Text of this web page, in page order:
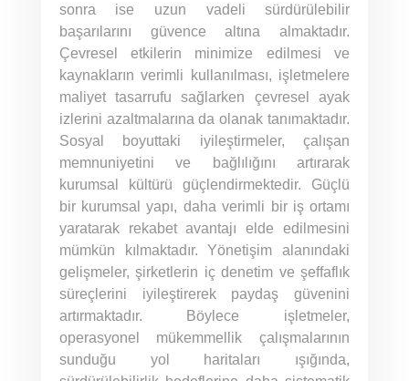
sonra ise uzun vadeli sürdürülebilir
başarılarını güvence altına almaktadır.
Çevresel etkilerin minimize edilmesi ve
kaynakların verimli kullanılması, işletmelere
maliyet tasarrufu sağlarken çevresel ayak
izlerini azaltmalarına da olanak tanımaktadır.
Sosyal boyuttaki iyileştirmeler, çalışan
memnuniyetini ve bağlılığını artırarak
kurumsal kültürü güçlendirmektedir. Güçlü
bir kurumsal yapı, daha verimli bir iş ortamı
yaratarak rekabet avantajı elde edilmesini
mümkün kılmaktadır. Yönetişim alanındaki
gelişmeler, şirketlerin iç denetim ve şeffaflık
süreçlerini iyileştirerek paydaş güvenini
artırmaktadır. Böylece işletmeler,
operasyonel mükemmellik çalışmalarının
sunduğu yol haritaları ışığında,